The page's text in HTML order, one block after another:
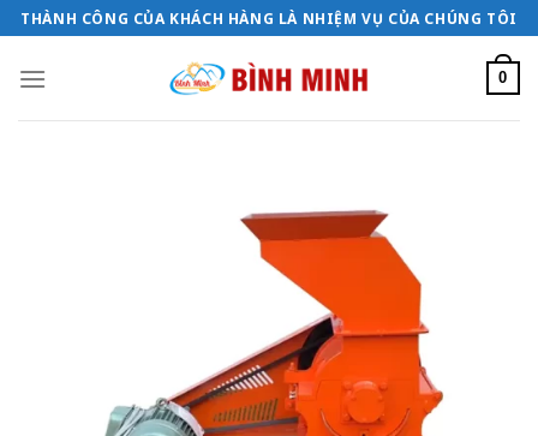
Bỏ
qua
nội
THÀNH CÔNG CỦA KHÁCH HÀNG LÀ NHIỆM VỤ CỦA CHÚNG TÔI
0